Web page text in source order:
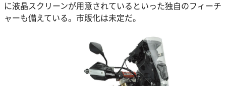
に液晶スクリーンが用意されているといった独自のフィーチ
ャーも備えている。市販化は未定だ。